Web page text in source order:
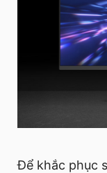
Để khắc phục